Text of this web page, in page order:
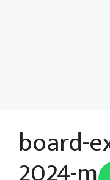
board-